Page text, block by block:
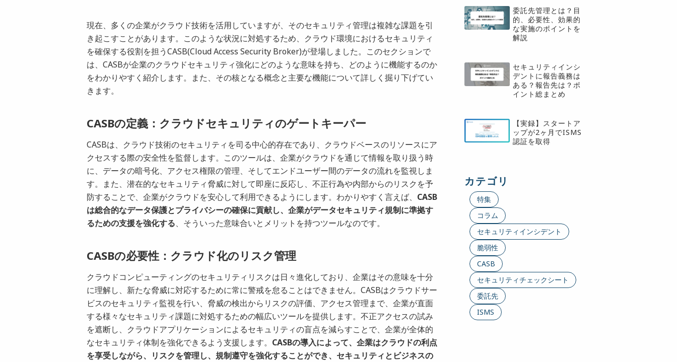
現在、多くの企業がクラウド技術を活用していますが、そのセキュリティ管理は複雑な課題を引
き起こすことがあります。このような状況に対処するため、クラウド環境におけるセキュリティ
を確保する役割を担うCASB(Cloud Access Security Broker)が登場しました。このセクションで
は、CASBが企業のクラウドセキュリティ強化にどのような意味を持ち、どのように機能するのか
をわかりやすく紹介します。また、その核となる概念と主要な機能について詳しく掘り下げてい
きます。
CASBの定義：クラウドセキュリティのゲートキーパー
CASBは、クラウド技術のセキュリティを司る中心的存在であり、クラウドベースのリソースにア
クセスする際の安全性を監督します。このツールは、企業がクラウドを通じて情報を取り扱う時
に、データの暗号化、アクセス権限の管理、そしてエンドユーザー間のデータの流れを監視しま
す。また、潜在的なセキュリティ脅威に対して即座に反応し、不正行為や内部からのリスクを予
防することで、企業がクラウドを安心して利用できるようにします。わかりやすく言えば、 CASB
は総合的なデータ保護とプライバシーの確保に貢献し、企業がデータセキュリティ規制に準拠す
るための支援を強化する、そういった意味合いとメリットを持つツールなのです。
CASBの必要性：クラウド化のリスク管理
クラウドコンピューティングのセキュリティリスクは日々進化しており、企業はその意味を十分
に理解し、新たな脅威に対応するために常に警戒を怠ることはできません。CASBはクラウドサー
ビスのセキュリティ監視を行い、脅威の検出からリスクの評価、アクセス管理まで、企業が直面
する様々なセキュリティ課題に対処するための幅広いツールを提供します。不正アクセスの試み
を遮断し、クラウドアプリケーションによるセキュリティの盲点を減らすことで、企業が全体的
なセキュリティ体制を強化できるよう支援します。 CASBの導入によって、企業はクラウドの利点
を享受しながら、リスクを管理し、規制遵守を強化することができ、セキュリティとビジネスの
委託先管理とは？目
的、必要性、効果的
な実施のポイントを
解説
セキュリティインシ
デントに報告義務は
ある？報告先は？ポ
イント総まとめ
【実録】スタートア
ップが2ヶ月でISMS
認証を取得
カテゴリ
特集
コラム
セキュリティインシデント
脆弱性
CASB
セキュリティチェックシート
委託先
ISMS